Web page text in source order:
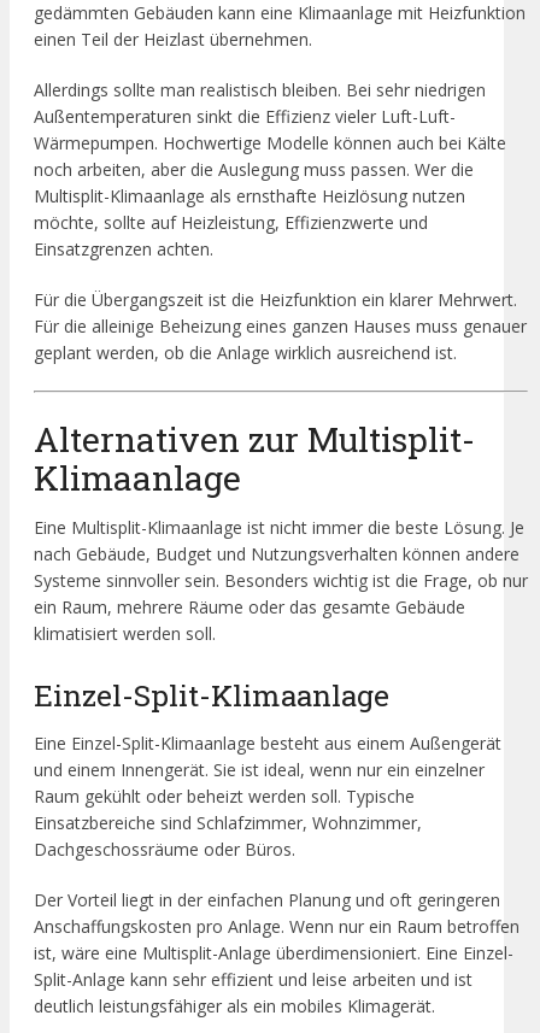
gedämmten Gebäuden kann eine Klimaanlage mit Heizfunktion
einen Teil der Heizlast übernehmen.
Allerdings sollte man realistisch bleiben. Bei sehr niedrigen
Außentemperaturen sinkt die Effizienz vieler Luft-Luft-
Wärmepumpen. Hochwertige Modelle können auch bei Kälte
noch arbeiten, aber die Auslegung muss passen. Wer die
Multisplit-Klimaanlage als ernsthafte Heizlösung nutzen
möchte, sollte auf Heizleistung, Effizienzwerte und
Einsatzgrenzen achten.
Für die Übergangszeit ist die Heizfunktion ein klarer Mehrwert.
Für die alleinige Beheizung eines ganzen Hauses muss genauer
geplant werden, ob die Anlage wirklich ausreichend ist.
Alternativen zur Multisplit-
Klimaanlage
Eine Multisplit-Klimaanlage ist nicht immer die beste Lösung. Je
nach Gebäude, Budget und Nutzungsverhalten können andere
Systeme sinnvoller sein. Besonders wichtig ist die Frage, ob nur
ein Raum, mehrere Räume oder das gesamte Gebäude
klimatisiert werden soll.
Einzel-Split-Klimaanlage
Eine Einzel-Split-Klimaanlage besteht aus einem Außengerät
und einem Innengerät. Sie ist ideal, wenn nur ein einzelner
Raum gekühlt oder beheizt werden soll. Typische
Einsatzbereiche sind Schlafzimmer, Wohnzimmer,
Dachgeschossräume oder Büros.
Der Vorteil liegt in der einfachen Planung und oft geringeren
Anschaffungskosten pro Anlage. Wenn nur ein Raum betroffen
ist, wäre eine Multisplit-Anlage überdimensioniert. Eine Einzel-
Split-Anlage kann sehr effizient und leise arbeiten und ist
deutlich leistungsfähiger als ein mobiles Klimagerät.